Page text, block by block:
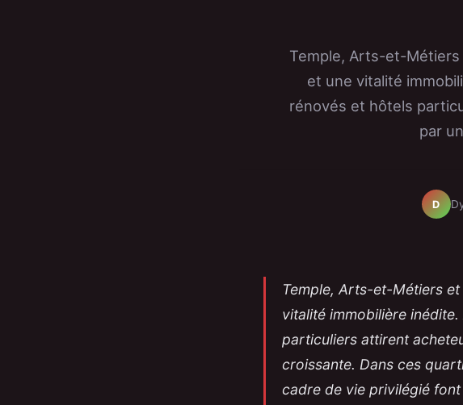
Temple, Arts-et-
et une vitalité
rénovés et hôtels
par
D
Temple, Arts-et-Métiers
vitalité immobilière
particuliers attirent
croissante. Dans ces
cadre de vie privilégié